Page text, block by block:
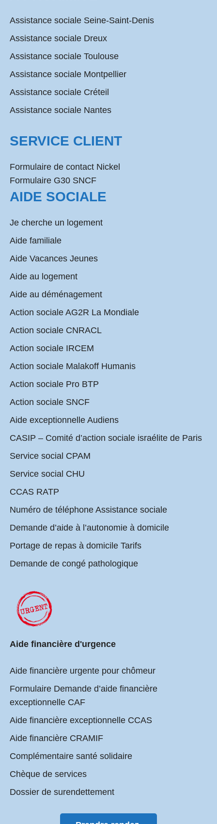
Assistance sociale Seine-Saint-Denis
Assistance sociale Dreux
Assistance sociale Toulouse
Assistance sociale Montpellier
Assistance sociale Créteil
Assistance sociale Nantes
SERVICE CLIENT
Formulaire de contact Nickel
Formulaire G30 SNCF
AIDE SOCIALE
Je cherche un logement
Aide familiale
Aide Vacances Jeunes
Aide au logement
Aide au déménagement
Action sociale AG2R La Mondiale
Action sociale CNRACL
Action sociale IRCEM
Action sociale Malakoff Humanis
Action sociale Pro BTP
Action sociale SNCF
Aide exceptionnelle Audiens
CASIP – Comité d’action sociale israélite de Paris
Service social CPAM
Service social CHU
CCAS RATP
Numéro de téléphone Assistance sociale
Demande d’aide à l’autonomie à domicile
Portage de repas à domicile Tarifs
Demande de congé pathologique
Aide financière d'urgence
Aide financière urgente pour chômeur
Formulaire Demande d’aide financière
exceptionnelle CAF
Aide financière exceptionnelle CCAS
Aide financière CRAMIF
Complémentaire santé solidaire
Chèque de services
Dossier de surendettement